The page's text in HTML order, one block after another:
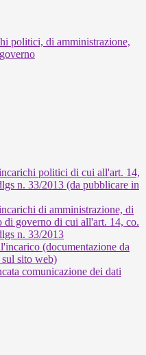
politici, di amministrazione,
politici di cui all'art. 14,
n. 33/2013 (da pubblicare in
di amministrazione, di
di governo di cui all'art. 14, co.
n. 33/2013
(documentazione da
sito web)
comunicazione dei dati